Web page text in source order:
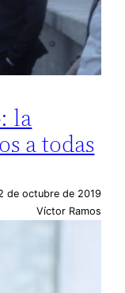
la
a todas
de octubre de 2019
Víctor Ramos